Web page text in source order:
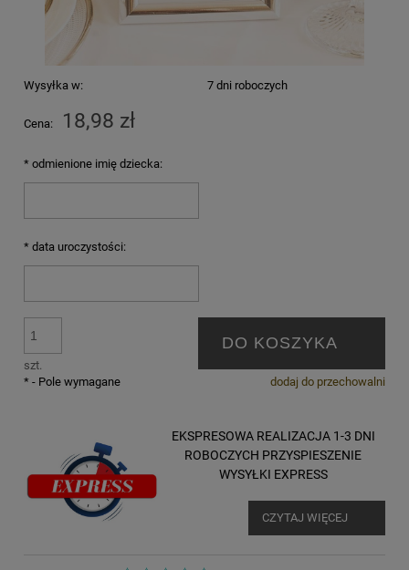
Wysyłka w: 7 dni roboczych
Cena: 18,98 zł
* odmienione imię dziecka:
* data uroczystości:
szt.
DO KOSZYKA
dodaj do przechowalni
* - Pole wymagane
EKSPRESOWA REALIZACJA 1-3 DNI
ROBOCZYCH PRZYSPIESZENIE
WYSYŁKI EXPRESS
CZYTAJ WIĘCEJ